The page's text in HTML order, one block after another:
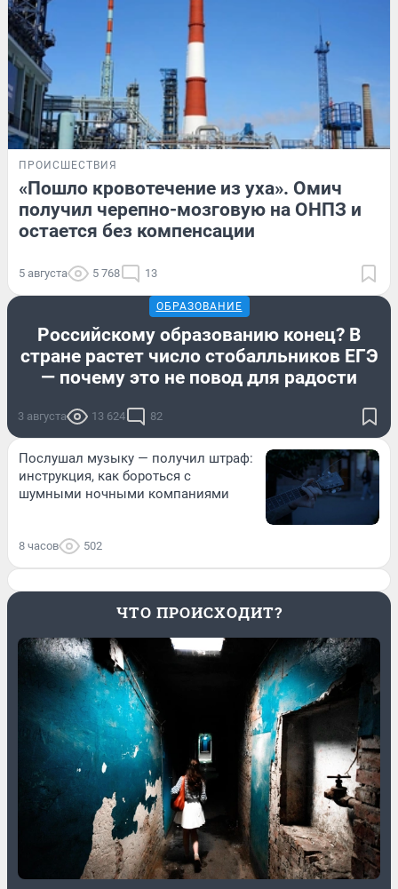
ПРОИСШЕСТВИЯ
«Пошло кровотечение из уха». Омич
получил черепно-мозговую на ОНПЗ и
остается без компенсации
5 августа 5 768 13
ОБРАЗОВАНИЕ
Российскому образованию конец? В
стране растет число стобалльников ЕГЭ
— почему это не повод для радости
3 августа 13 624 82
Послушал музыку — получил штраф:
инструкция, как бороться с
шумными ночными компаниями
8 часов 502
ЧТО ПРОИСХОДИТ?